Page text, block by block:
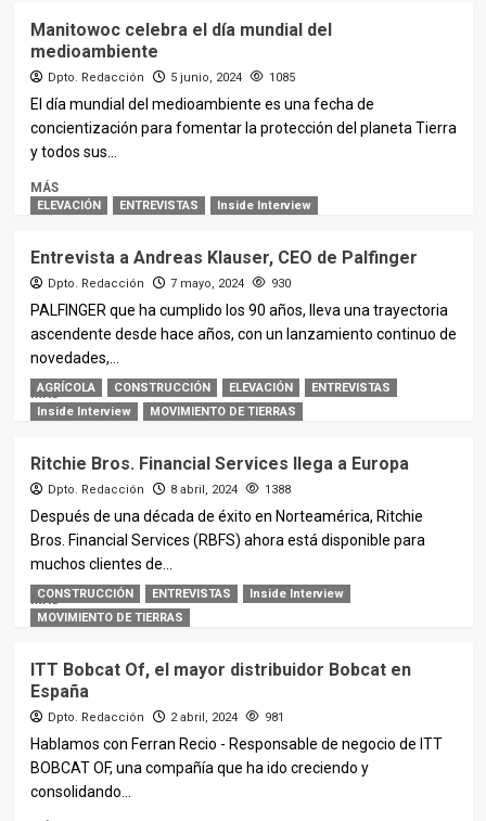
Manitowoc celebra el día mundial del
medioambiente
Dpto. Redacción 5 junio, 2024 1085
El día mundial del medioambiente es una fecha de
concientización para fomentar la protección del planeta Tierra
y todos sus...
MÁS
ELEVACIÓN ENTREVISTAS Inside Interview
Entrevista a Andreas Klauser, CEO de Palfinger
Dpto. Redacción 7 mayo, 2024 930
PALFINGER que ha cumplido los 90 años, lleva una trayectoria
ascendente desde hace años, con un lanzamiento continuo de
novedades,...
MÁS
AGRÍCOLA CONSTRUCCIÓN ELEVACIÓN
ENTREVISTAS
Inside Interview
MOVIMIENTO DE TIERRAS
Ritchie Bros. Financial Services llega a Europa
Dpto. Redacción 8 abril, 2024 1388
Después de una década de éxito en Norteamérica, Ritchie
Bros. Financial Services (RBFS) ahora está disponible para
muchos clientes de...
MÁS
CONSTRUCCIÓN ENTREVISTAS
Inside Interview
MOVIMIENTO DE TIERRAS
ITT Bobcat Of, el mayor distribuidor Bobcat en
España
Dpto. Redacción 2 abril, 2024 981
Hablamos con Ferran Recio - Responsable de negocio de ITT
BOBCAT OF, una compañía que ha ido creciendo y
consolidando...